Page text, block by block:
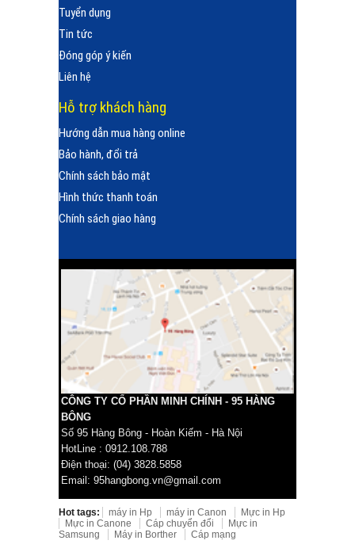
Tuyển dụng
Tin tức
Đóng góp ý kiến
Liên hệ
Hỗ trợ khách hàng
Hướng dẫn mua hàng online
Bảo hành, đổi trả
Chính sách bảo mật
Hình thức thanh toán
Chính sách giao hàng
CÔNG TY CỔ PHẦN MINH CHÍNH - 95 HÀNG
BÔNG
Số 95 Hàng Bông - Hoàn Kiếm - Hà Nội
HotLine : 0912.108.788
Điện thoại: (04) 3828.5858
Email: 95hangbong.vn@gmail.com
Hot tags: máy in Hp máy in Canon
Mực in Hp
Mực in Canone
Cáp chuyển đổi
Mực in
Samsung
Máy in Borther Cáp mạng